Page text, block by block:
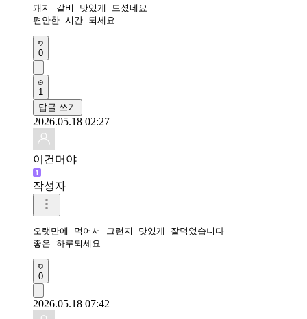
돼지 갈비 맛있게 드셨네요
편안한 시간 되세요
0
1
답글 쓰기
2026.05.18 02:27
이건머야
작성자
오랫만에 먹어서 그런지 맛있게 잘먹었습니다
좋은 하루되세요
0
2026.05.18 07:42